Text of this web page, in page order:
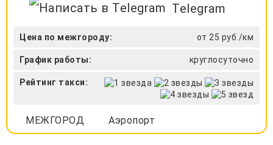
Telegram
Цена по межгороду: от 25 руб./км
График работы: круглосуточно
Рейтинг такси:
МЕЖГОРОД Аэропорт